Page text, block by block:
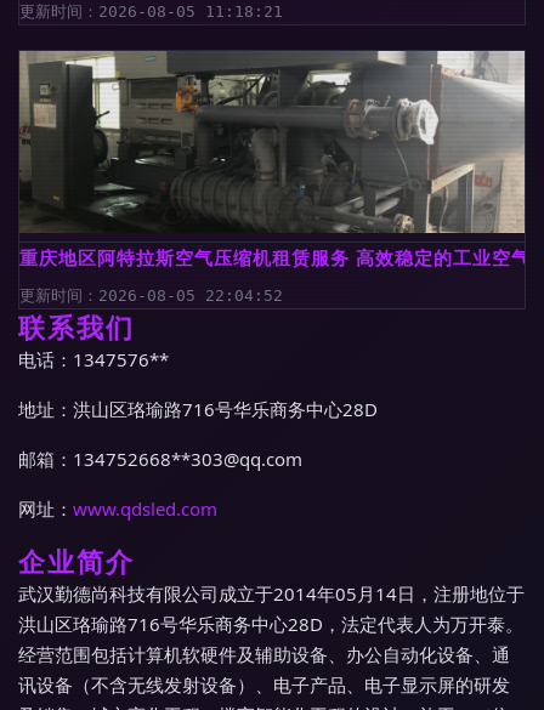
更新时间：2026-08-05 11:18:21
重庆地区阿特拉斯空气压缩机租赁服务 高效稳定的工业空气
更新时间：2026-08-05 22:04:52
联系我们
电话：1347576**
地址：洪山区珞瑜路716号华乐商务中心28D
邮箱：134752668**303@qq.com
网址： www.qdsled.com
企业简介
武汉勤德尚科技有限公司成立于2014年05月14日，注册地位于
洪山区珞瑜路716号华乐商务中心28D，法定代表人为万开泰。
经营范围包括计算机软硬件及辅助设备、办公自动化设备、通
讯设备（不含无线发射设备）、电子产品、电子显示屏的研发